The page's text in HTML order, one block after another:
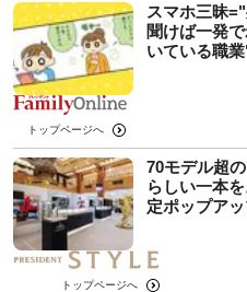
スマホ三昧
聞けば一発
いている職
トップページへ
70モデル超
らしい一本
定ポップア
トップページへ